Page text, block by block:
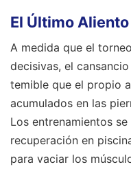
El Último
A medida que el
decisivas, el
temible que el propio
acumulados en las
Los entrenamientos
recuperación en
para vaciar los